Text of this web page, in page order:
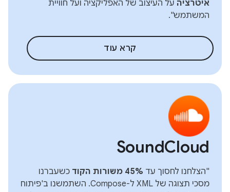
איטרציה על העיצוב של האפליקציה ועל חוויית
המשתמש".
קרא עוד
SoundCloud
"הצלחנו לחסוך עד 45% משורות הקוד
כשעברנו
מסכי תצוגה של XML ל-Compose. השתמשנו ב'פיתוח